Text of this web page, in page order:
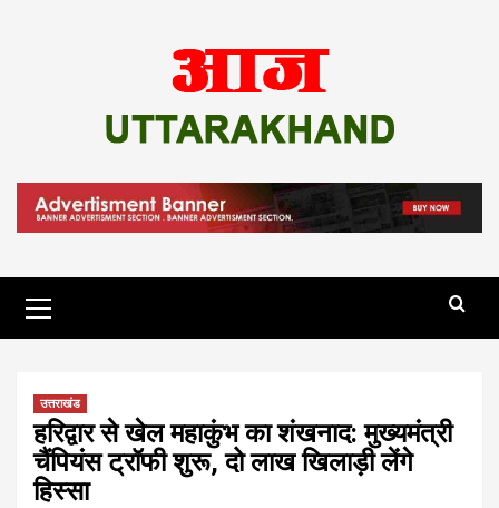
Menu
उत्तराखंड
हरिद्वार से खेल महाकुंभ का शंखनाद: मुख्यमंत्री
चैंपियंस ट्रॉफी शुरू, दो लाख खिलाड़ी लेंगे
हिस्सा